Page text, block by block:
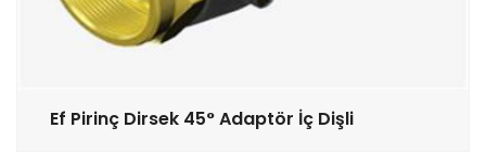
Ef Pirinç Dirsek 45° Adaptör İç Dişli